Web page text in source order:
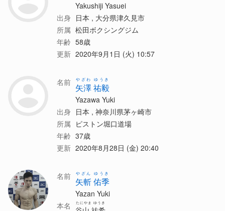
Yakushiji Yasuei
出身 日本 , 大分県津久見市
所属 松田ボクシングジム
年齢 58歳
更新 2020年9月1日 (火) 10:57
名前 矢澤 祐毅
やざわ ゆうき
Yazawa Yuki
出身 日本 , 神奈川県茅ヶ崎市
所属 ピストン堀口道場
年齢 37歳
更新 2020年8月28日 (金) 20:40
名前 矢斬 佑季
やざん ゆうき
Yazan Yuki
本名
たにやま ゆうき